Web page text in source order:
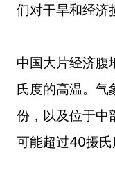
们对干旱和经济
中国大片经济
氏度的高温。气
份，以及位于中
可能超过40摄氏